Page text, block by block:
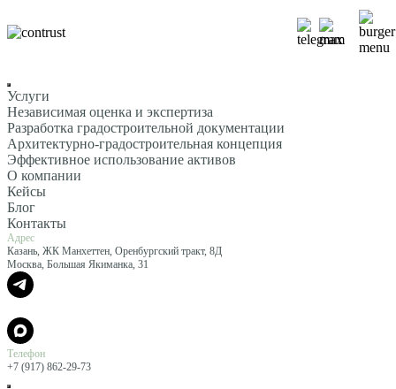
Услуги
Независимая оценка и экспертиза
Разработка градостроительной документации
Архитектурно-градостроительная концепция
Эффективное использование активов
О компании
Кейсы
Блог
Контакты
Адрес
Казань, ЖК Манхеттен, Оренбургский тракт, 8Д
Москва, Большая Якиманка, 31
Телефон
+7 (917) 862-29-73